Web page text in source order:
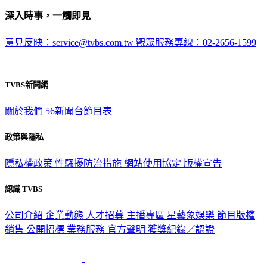
深入時事，一觸即見
意見反映：service@tvbs.com.tw 觀眾服務專線：02-2656-1599
TVBS新聞網
關於我們 56新聞台節目表
政策與隱私
隱私權政策 性騷擾防治措施 網站使用協定 版權宣告
認識 TVBS
公司介紹 企業動態 人才招募 主播專區 星藝象娛樂 節目版權
銷售 公開招標 業務服務 官方聲明 獲獎紀錄／認證